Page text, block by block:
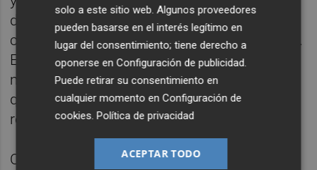
durante eventos, entrenamientos
concertados o uso por parte de particulares.
En estos casos, se deberá asegurar que el
material esté disponible y en buen estado, y
que la actividad se desarrolle según los
requisitos técnicos establecidos.
Otras tareas incluidas son la vigilancia del
solo a este sitio web. Algunos proveedores
pueden basarse en el interés legítimo en
lugar del consentimiento; tiene derecho a
oponerse enConfiguración de publicidad
Puede retirar su consentimiento en
cualquier momento enConfiguración de
cookies .Política de privacidad
ACEPTAR TODO